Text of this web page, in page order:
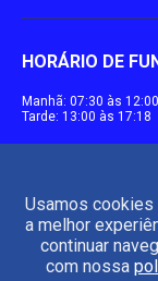
HORÁRIO DE
Manhã: 07:30 às 12:00
Tarde: 13:00 às 17:18
Usamos cookies
a melhor
continuar
com nossa